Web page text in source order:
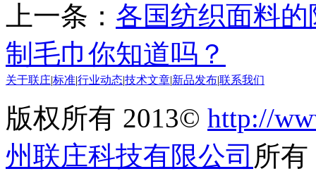
上一条： 各国纺织面料
制毛巾你知道吗？
关于联庄标准行业动态技术文章 新品发布联系我们
版权所有 2013© http://
州联庄科技有限公司 所